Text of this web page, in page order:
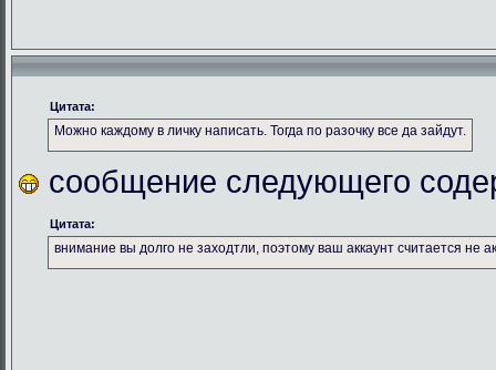
Цитата:
Можно каждому в личку написать. Тогда по разочку все да зайдут.
сообщение следующего
Цитата:
внимание вы долго не заходтли, поэтому ваш аккаунт считается не